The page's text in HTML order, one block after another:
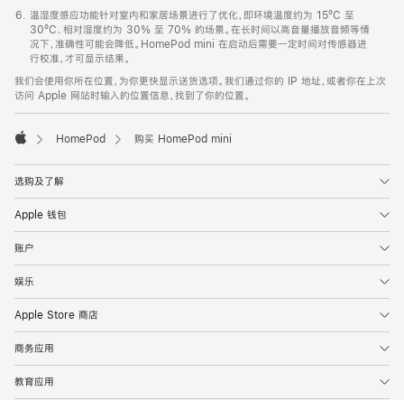
温湿度感应功能针对室内和家居场景进行了优化，即环境温度约为 15ºC 至
30ºC、相对湿度约为 30% 至 70% 的场景。在长时间以高音量播放音频等情
况下，准确性可能会降低。HomePod mini 在启动后需要一定时间对传感器进
行校准，才可显示结果。
我们会使用你所在位置，为你更快显示送货选项。我们通过你的 IP 地址，或者你在上次
访问 Apple 网站时输入的位置信息，找到了你的位置。
HomePod 购买 HomePod mini
选购及了解
Apple 钱包
账户
娱乐
Apple Store 商店
商务应用
教育应用